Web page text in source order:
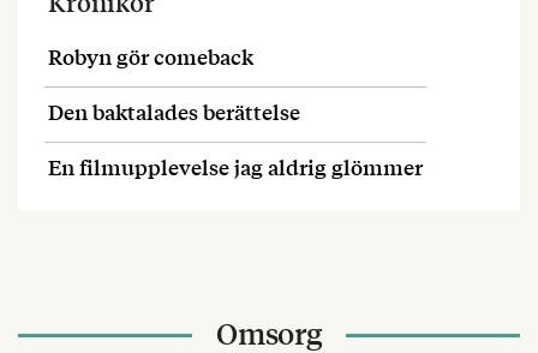
Robyn gör comeback
Den baktalades berättelse
En filmupplevelse jag aldrig glömmer
Omsorg